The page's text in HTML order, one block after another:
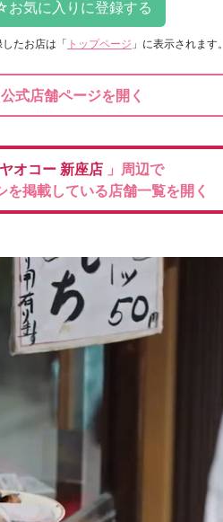
たお店は 「 トップページ 」に表示されます。
公式店舗ページを開く
ヤオコー 新座店 」周辺で
を掲載している店舗一覧を開く